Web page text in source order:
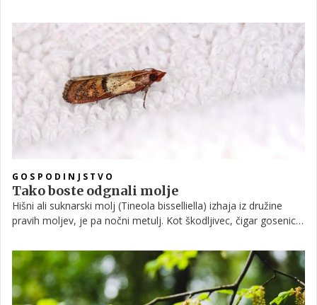
najverjetneje tako imenovani hrošč grahar. Grahar predstavlja
veliko grožnjo za pridelavo graha. Kdo sploh je ter kakšno
škodo povzroča? Ne veste, kako se ga znebiti? Nadaljujte z
branjem, če želite izvedeti.
GOSPODINJSTVO
Tako boste odgnali molje
Hišni ali suknarski molj (Tineola bisselliella) izhaja iz družine
pravih moljev, je pa nočni metulj. Kot škodljivec, čigar gosenice
ogromno škodo. Problematične so predvsem gosenice. Vsi, ki
smo že kdaj opazili na svojih oblačilih ali pa v živilih drobne
luknjice, vemo, kako zelo težko jih je, ko se enkrat naselijo,
odstraniti. S čim se jih lahko znebimo in kaj lahko storimo, da